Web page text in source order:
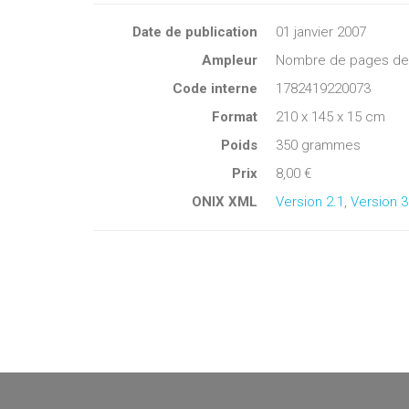
Date de publication
01 janvier 2007
Ampleur
Nombre de pages
Code interne
1782419220073
Format
210 x 145 x 15 cm
Poids
350 grammes
Prix
8,00 €
ONIX XML
Version 2.1 Version 3